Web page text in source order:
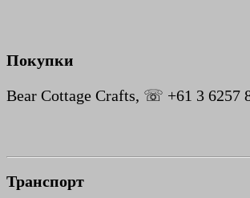
Покупки
Bear Cottage Crafts, ☏ +61 3 6257
Транспорт